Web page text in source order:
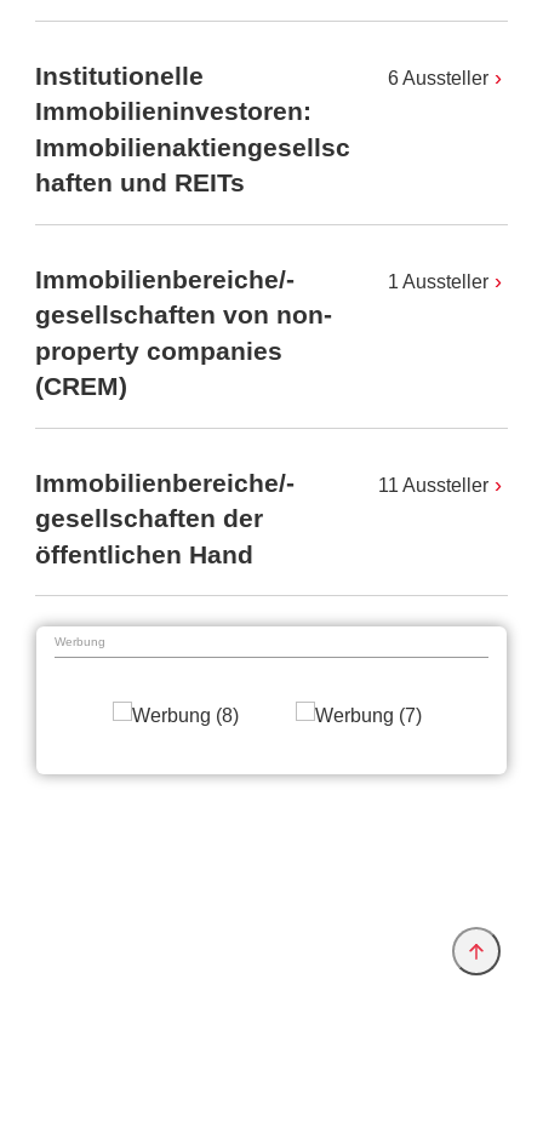
Institutionelle
Immobilieninvestoren:
Immobilienaktiengesellsc
haften und REITs
6 Aussteller
Immobilienbereiche/-
gesellschaften von non-
property companies
(CREM)
1 Aussteller
Immobilienbereiche/-
gesellschaften der
öffentlichen Hand
11 Aussteller
Werbung